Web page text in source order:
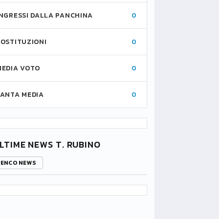
DALLA PANCHINA 0
0
VOTO 0
MEDIA 0
NEWS T. RUBINO
NEWS